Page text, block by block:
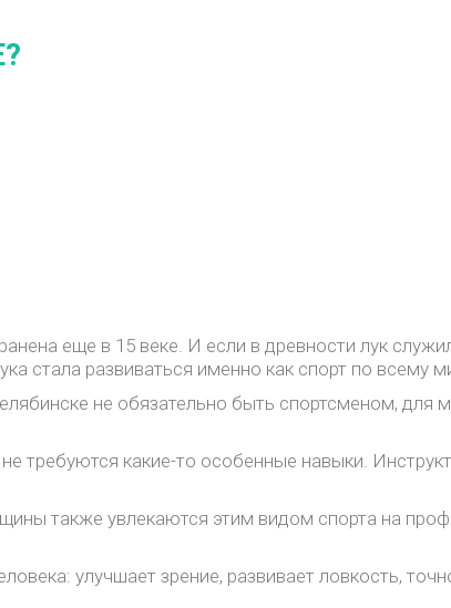
еще в 15 веке. И если в древности лук
стала развиваться именно как спорт по всему
не обязательно быть спортсменом, для
требуются какие-то особенные навыки.
также увлекаются этим видом спорта на
улучшает зрение, развивает ловкость,